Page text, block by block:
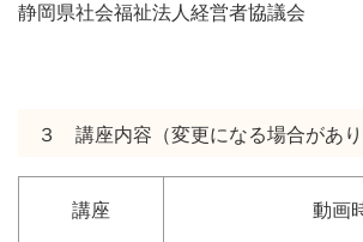
静岡県社会福祉法人経営者協議会
３ 講座内容（変更になる場合があり
講座 動画